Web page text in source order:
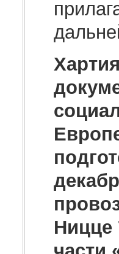
Ницце